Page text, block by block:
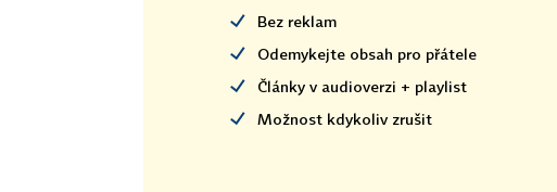
Bez reklam
Odemykejte obsah pro přátele
Články v audioverzi + playlist
Možnost kdykoliv zrušit